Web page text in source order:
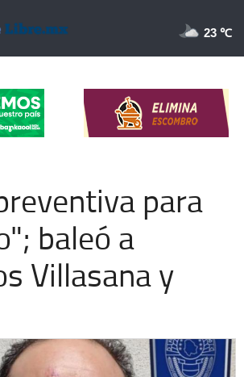
23 ℃
para
baleó a
Villasana y